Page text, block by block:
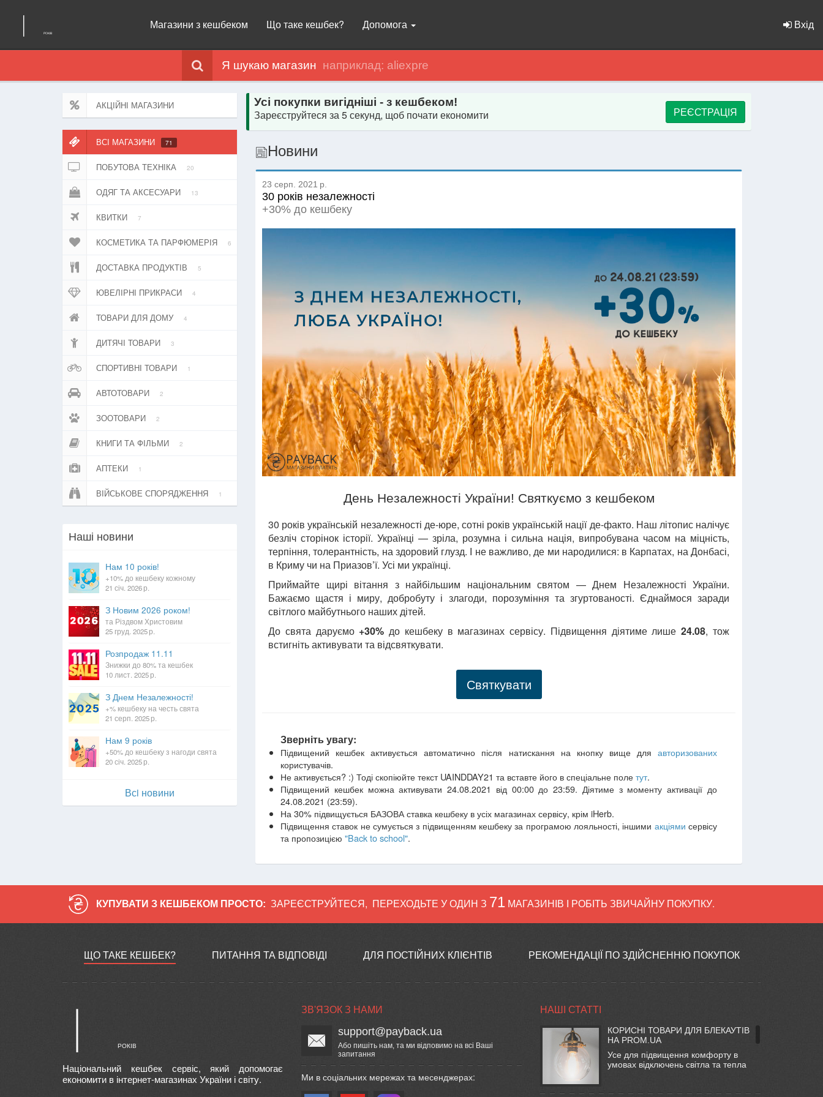
Магазини з кешбеком Що таке кешбек? Допомога Вхід
Я шукаю магазин
АКЦІЙНІ МАГАЗИНИ
ВСІ МАГАЗИНИ 71
ПОБУТОВА ТЕХНІКА 20
ОДЯГ ТА АКСЕСУАРИ 13
КВИТКИ 7
КОСМЕТИКА ТА ПАРФЮМЕРІЯ 6
ДОСТАВКА ПРОДУКТІВ 5
ЮВЕЛІРНІ ПРИКРАСИ 4
ТОВАРИ ДЛЯ ДОМУ 4
ДИТЯЧІ ТОВАРИ 3
СПОРТИВНІ ТОВАРИ 1
АВТОТОВАРИ 2
ЗООТОВАРИ 2
КНИГИ ТА ФІЛЬМИ 2
АПТЕКИ 1
ВІЙСЬКОВЕ СПОРЯДЖЕННЯ 1
Нашi новини
Нам 10 років!
+10% до кешбеку кожному
21 січ. 2026 р.
З Новим 2026 роком!
та Різдвом Христовим
25 груд. 2025 р.
Розпродаж 11.11
Знижки до 80% та кешбек
10 лист. 2025 р.
З Днем Незалежності!
+% кешбеку на честь свята
21 серп. 2025 р.
Нам 9 років
+50% до кешбеку з нагоди свята
20 січ. 2025 р.
Всi новини
Усі покупки вигідніші - з кешбеком!
Зареєструйтеся за 5 секунд, щоб почати економити РЕЄСТРАЦІЯ
Новини
23 серп. 2021 р.
30 років незалежності
+30% до кешбеку
День Незалежності України! Святкуємо з кешбеком
30 років українській незалежності де-юре, сотні років українській нації де-факто. Наш літопис налічує
безліч сторінок історії. Українці — зріла, розумна і сильна нація, випробувана часом на міцність,
терпіння, толерантність, на здоровий глузд. І не важливо, де ми народилися: в Карпатах, на Донбасі,
в Криму чи на Приазов’ї. Усі ми українці.
Приймайте щирі вітання з найбільшим національним святом — Днем Незалежності України.
Бажаємо щастя і миру, добробуту і злагоди, порозуміння та згуртованості. Єднаймося заради
світлого майбутнього наших дітей.
До свята даруємо +30% до кешбеку в магазинах сервісу. Підвищення діятиме лише24.08, тож
встигніть активувати та відсвяткувати.
Святкувати
Зверніть увагу:
Підвищений кешбек активується автоматично після натискання на кнопку вище для авторизованих
користувачів.
Не активується? :) Тоді скопіюйте текст UAINDDAY21 та вставте його в спеціальне полетут.
Підвищений кешбек можна активувати 24.08.2021 від 00:00 до 23:59. Діятиме з моменту активації до
24.08.2021 (23:59).
На 30% підвищується БАЗОВА ставка кешбеку в усіх магазинах сервісу, крім iHerb.
Підвищення ставок не сумується з підвищенням кешбеку за програмою лояльності, іншими акціями сервісу
та пропозицією "Back to school".
КУПУВАТИ З КЕШБЕКОМ ПРОСТО: ЗАРЕЄСТРУЙТЕСЯ, ПЕРЕХОДЬТЕ У ОДИН З 71 МАГАЗИНІВ І РОБІТЬ ЗВИЧАЙНУ ПОКУПКУ.
ЩО ТАКЕ КЕШБЕК? ПИТАННЯ ТА ВІДПОВІДІ ДЛЯ ПОСТІЙНИХ КЛІЄНТІВ РЕКОМЕНДАЦІЇ ПО ЗДІЙСНЕННЮ ПОКУПОК
Національний кешбек сервіс, який допомогає
економити в інтернет-магазинах України і світу.
ЗВ'ЯЗОК З НАМИ
support@payback.ua
Або пишіть нам, та ми відповимо на всі Ваші
запитання
Ми в соціальних мережах та месенджерах:
НАШІ СТАТТІ
КОРИСНІ ТОВАРИ ДЛЯ БЛЕКАУТІВ
НА PROM.UA
Усе для підвищення комфорту в
умовах відключень світла та тепла